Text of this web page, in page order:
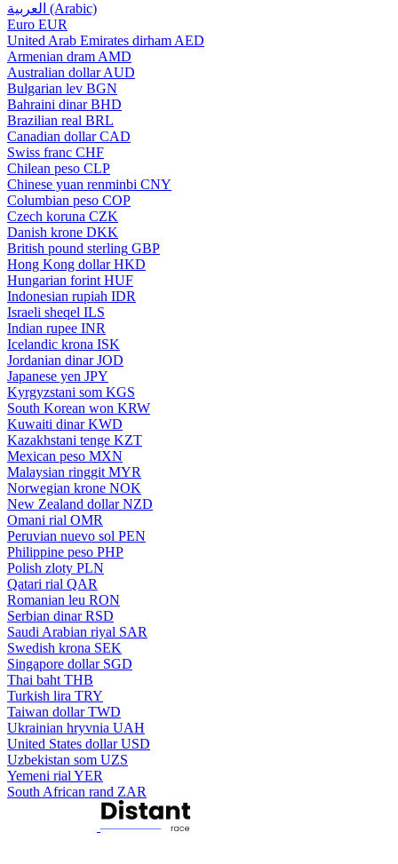
العربية (Arabic)
Euro EUR
United Arab Emirates dirham AED
Armenian dram AMD
Australian dollar AUD
Bulgarian lev BGN
Bahraini dinar BHD
Brazilian real BRL
Canadian dollar CAD
Swiss franc CHF
Chilean peso CLP
Chinese yuan renminbi CNY
Columbian peso COP
Czech koruna CZK
Danish krone DKK
British pound sterling GBP
Hong Kong dollar HKD
Hungarian forint HUF
Indonesian rupiah IDR
Israeli sheqel ILS
Indian rupee INR
Icelandic krona ISK
Jordanian dinar JOD
Japanese yen JPY
Kyrgyzstani som KGS
South Korean won KRW
Kuwaiti dinar KWD
Kazakhstani tenge KZT
Mexican peso MXN
Malaysian ringgit MYR
Norwegian krone NOK
New Zealand dollar NZD
Omani rial OMR
Peruvian nuevo sol PEN
Philippine peso PHP
Polish zloty PLN
Qatari rial QAR
Romanian leu RON
Serbian dinar RSD
Saudi Arabian riyal SAR
Swedish krona SEK
Singapore dollar SGD
Thai baht THB
Turkish lira TRY
Taiwan dollar TWD
Ukrainian hryvnia UAH
United States dollar USD
Uzbekistan som UZS
Yemeni rial YER
South African rand ZAR